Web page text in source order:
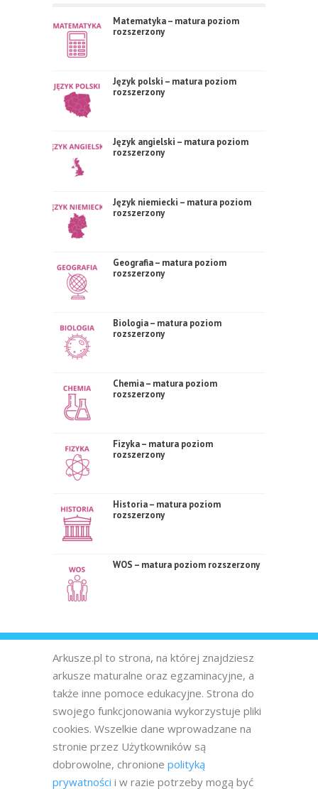
Matematyka – matura poziom
rozszerzony
Język polski – matura poziom
rozszerzony
Język angielski – matura poziom
rozszerzony
Język niemiecki – matura poziom
rozszerzony
Geografia – matura poziom
rozszerzony
Biologia – matura poziom
rozszerzony
Chemia – matura poziom
rozszerzony
Fizyka – matura poziom
rozszerzony
Historia – matura poziom
rozszerzony
WOS – matura poziom rozszerzony
Arkusze.pl to strona, na której znajdziesz
arkusze maturalne oraz egzaminacyjne, a
także inne pomoce edukacyjne. Strona do
swojego funkcjonowania wykorzystuje pliki
cookies. Wszelkie dane wprowadzane na
stronie przez Użytkowników są
dobrowolne, chronione polityką
prywatności i w razie potrzeby mogą być